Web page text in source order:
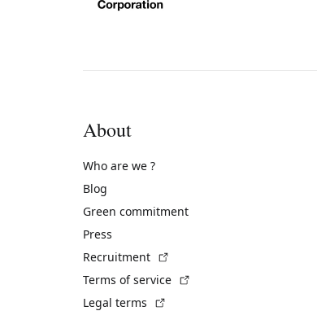
About
Who are we ?
Blog
Green commitment
Press
Recruitment
Terms of service
Legal terms